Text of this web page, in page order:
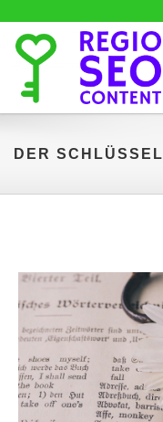
DER SCHLÜSSEL